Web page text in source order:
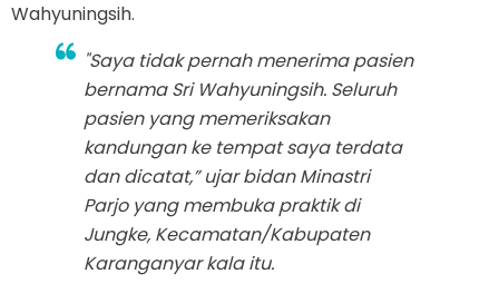
Wahyuningsih.
"Saya tidak pernah menerima pasien
bernama Sri Wahyuningsih. Seluruh
pasien yang memeriksakan
kandungan ke tempat saya terdata
dan dicatat,” ujar bidan Minastri
Parjo yang membuka praktik di
Jungke, Kecamatan/Kabupaten
Karanganyar kala itu.